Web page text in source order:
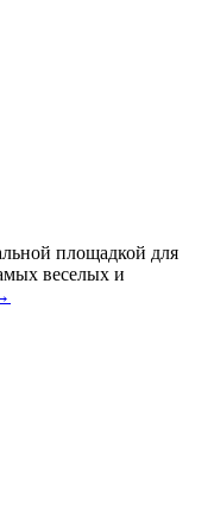
площадкой для
веселых и